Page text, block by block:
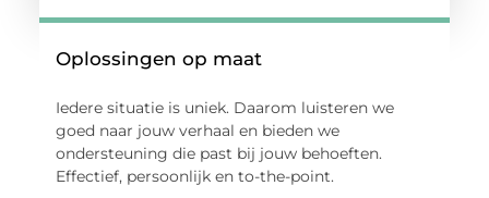
Oplossingen op maat
Iedere situatie is uniek. Daarom luisteren we
goed naar jouw verhaal en bieden we
ondersteuning die past bij jouw behoeften.
Effectief, persoonlijk en to-the-point.